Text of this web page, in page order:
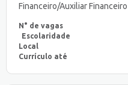
Financeiro/Auxiliar Financeiro
N° de vagas
Escolaridade
Local
Currículo até